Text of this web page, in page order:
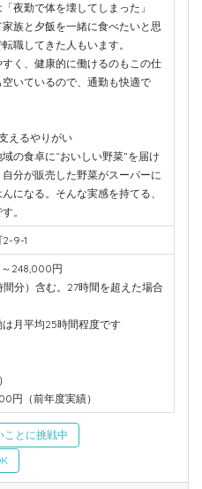
夜勤で体を壊してしまった」
家族と夕飯を一緒に食べたいと思
職してきた人もいます。
く、健康的に働けるのもこの仕
いているので、通勤も快適で
えるやりがい
の食卓に“おいしい野菜”を届け
分が販売した野菜がスーパーに
になる。そんな実感を持てる、
。
9-1
～248,000円
分）含む。27時間を超えた場合
月平均25時間程度です
円（前年度実績）
ことに挑戦中